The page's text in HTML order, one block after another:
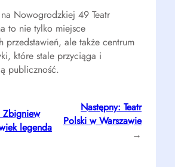
Nowogrodzkiej 49 Teatr
to nie tylko miejsce
przedstawień, ale także centrum
które stale przyciąga i
publiczność.
Zbigniew
legenda
Następny: Teatr
Polski w Warszawie
→